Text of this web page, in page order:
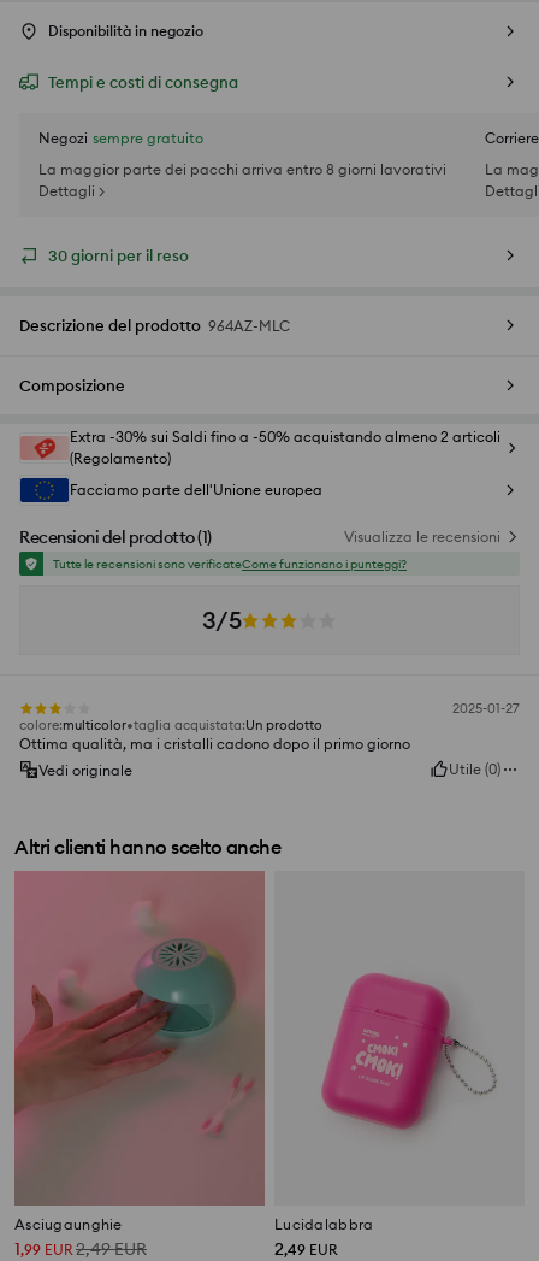
Disponibilità in negozio
Tempi e costi di consegna
Negozi sempre gratuito
La maggior parte dei pacchi arriva entro 8 giorni lavorativi
Dettagli >
La
30 giorni per il reso
Descrizione del prodotto 964AZ-MLC
Composizione
Extra -30% sui Saldi fino a -50% acquistando almeno 2 articoli
(Regolamento)
Facciamo parte dell'Unione europea
Recensioni del prodotto(1) Visualizza le recensioni
Tutte le recensioni sono verificateCome funzionano i punteggi?
3/5
2025-01-27
colore:multicolor taglia acquistata:Un prodotto
Ottima qualità, ma i cristalli cadono dopo il primo giorno
Vedi originale
Utile (0)
Altri clienti hanno scelto anche
Asciugaunghie
1,99 EUR2,49EUR
Lucidalabbra
2,49 EUR